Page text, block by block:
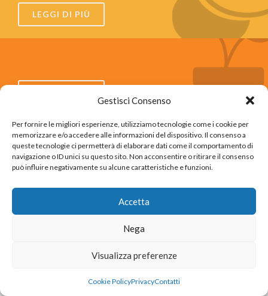
Gestisci Consenso
Per fornire le migliori esperienze, utilizziamo tecnologie come i cookie per
memorizzare e/o accedere alle informazioni del dispositivo. Il consenso a
queste tecnologie ci permetterà di elaborare dati come il comportamento di
navigazione o ID unici su questo sito. Non acconsentire o ritirare il consenso
può influire negativamente su alcune caratteristiche e funzioni.
Accetta
Nega
Visualizza preferenze
Cookie PolicyPrivacyContatti
LEGGI DI PIÙ
LEGGI DI PIÙ
FORMAZIONE